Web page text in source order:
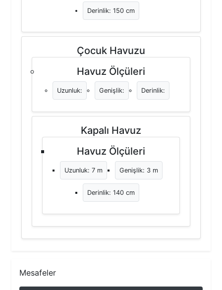
Derinlik: 150 cm
Çocuk Havuzu
Havuz Ölçüleri
Uzunluk: Genişlik: Derinlik:
Kapalı Havuz
Havuz Ölçüleri
Uzunluk: 7 m Genişlik: 3 m
Derinlik: 140 cm
Mesafeler